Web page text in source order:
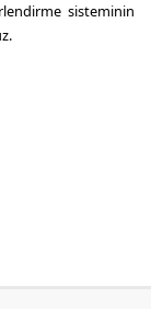
sisteminin